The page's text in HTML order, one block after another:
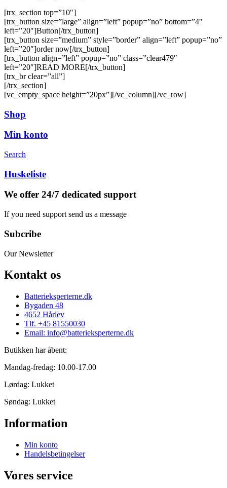
[trx_section top=”10″]
[trx_button size=”large” align=”left” popup=”no” bottom=”4″
left=”20″]Button[/trx_button]
[trx_button size=”medium” style=”border” align=”left” popup=”no”
left=”20″]order now[/trx_button]
[trx_button align=”left” popup=”no” class=”clear479″
left=”20″]READ MORE[/trx_button]
[trx_br clear=”all”]
[/trx_section]
[vc_empty_space height=”20px”][/vc_column][/vc_row]
Shop
Min konto
Search
Huskeliste
We offer 24/7 dedicated support
If you need support send us a message
Subcribe
Our Newsletter
Kontakt os
Batterieksperterne.dk
Bygaden 48
4652 Hårlev
Tlf. +45 81550030
Email: info@batterieksperterne.dk
Butikken har åbent:
Mandag-fredag: 10.00-17.00
Lørdag: Lukket
Søndag: Lukket
Information
Min konto
Handelsbetingelser
Vores service